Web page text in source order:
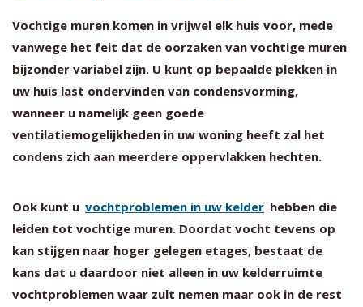
Vochtige muren komen in vrijwel elk huis voor, mede
vanwege het feit dat de oorzaken van vochtige muren
bijzonder variabel zijn. U kunt op bepaalde plekken in
uw huis last ondervinden van condensvorming,
wanneer u namelijk geen goede
ventilatiemogelijkheden in uw woning heeft zal het
condens zich aan meerdere oppervlakken hechten.
Ook kunt u vochtproblemen in uw kelder hebben die
leiden tot vochtige muren. Doordat vocht tevens op
kan stijgen naar hoger gelegen etages, bestaat de
kans dat u daardoor niet alleen in uw kelderruimte
vochtproblemen waar zult nemen maar ook in de rest